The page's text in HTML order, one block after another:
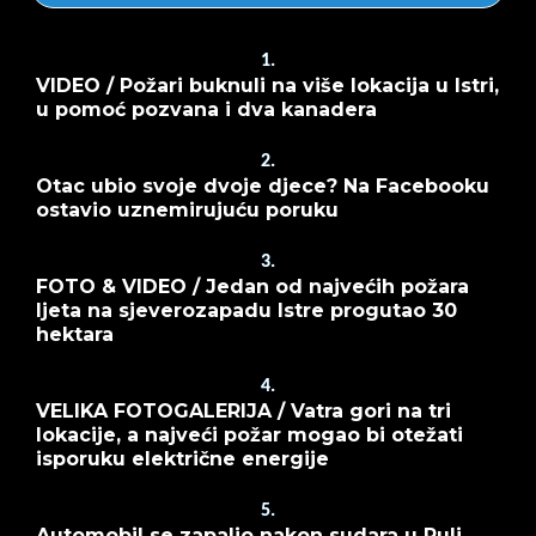
1.
VIDEO / Požari buknuli na više lokacija u Istri,
u pomoć pozvana i dva kanadera
2.
Otac ubio svoje dvoje djece? Na Facebooku
ostavio uznemirujuću poruku
3.
FOTO & VIDEO / Jedan od najvećih požara
ljeta na sjeverozapadu Istre progutao 30
hektara
4.
VELIKA FOTOGALERIJA / Vatra gori na tri
lokacije, a najveći požar mogao bi otežati
isporuku električne energije
5.